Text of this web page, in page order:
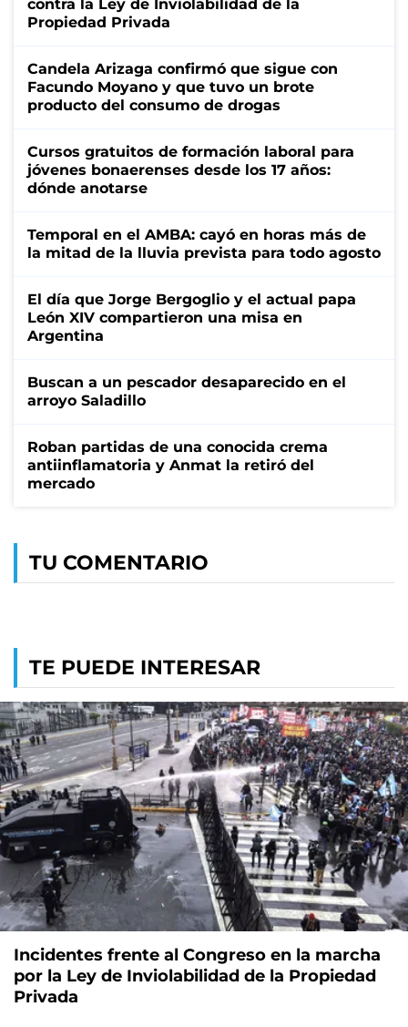
contra la Ley de Inviolabilidad de la
Propiedad Privada
Candela Arizaga confirmó que sigue con
Facundo Moyano y que tuvo un brote
producto del consumo de drogas
Cursos gratuitos de formación laboral para
jóvenes bonaerenses desde los 17 años:
dónde anotarse
Temporal en el AMBA: cayó en horas más de
la mitad de la lluvia prevista para todo agosto
El día que Jorge Bergoglio y el actual papa
León XIV compartieron una misa en
Argentina
Buscan a un pescador desaparecido en el
arroyo Saladillo
Roban partidas de una conocida crema
antiinflamatoria y Anmat la retiró del
mercado
TU COMENTARIO
TE PUEDE INTERESAR
Incidentes frente al Congreso en la marcha
por la Ley de Inviolabilidad de la Propiedad
Privada